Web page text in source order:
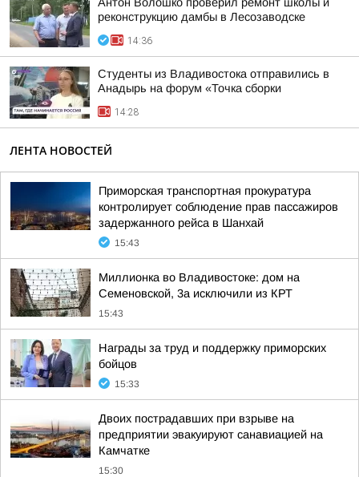
реконструкцию дамбы в Лесозаводске
14:36
Студенты из Владивостока отправились в
Анадырь на форум «Точка сборки
14:28
ЛЕНТА НОВОСТЕЙ
Приморская транспортная прокуратура
контролирует соблюдение прав пассажиров
задержанного рейса в Шанхай
15:43
Миллионка во Владивостоке: дом на
Семеновской, 3а исключили из КРТ
15:43
Награды за труд и поддержку приморских
бойцов
15:33
Двоих пострадавших при взрыве на
предприятии эвакуируют санавиацией на
Камчатке
15:30